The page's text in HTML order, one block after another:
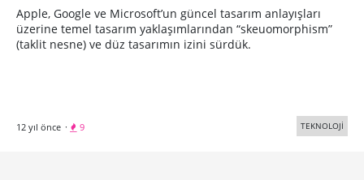
Apple, Google ve Microsoft’un güncel tasarım anlayışları
üzerine temel tasarım yaklaşımlarından “skeuomorphism”
(taklit nesne) ve düz tasarımın izini sürdük.
12 yıl önce · 9 TEKNOLOJİ